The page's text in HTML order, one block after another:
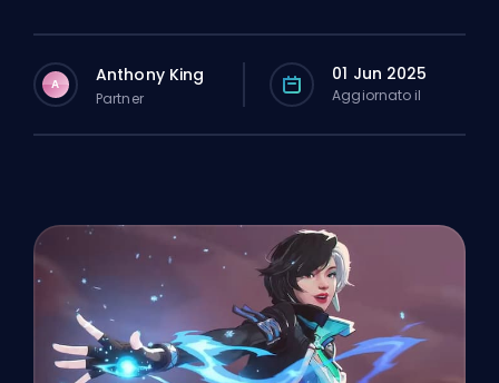
A Anthony King
Partner
01 Jun 2025
Aggiornato il